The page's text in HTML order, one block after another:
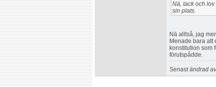
Nä, tack och
sin plats.
Nä alltså, jag
Menade bara att
konstitution som
förutspådde.
Senast ändrad